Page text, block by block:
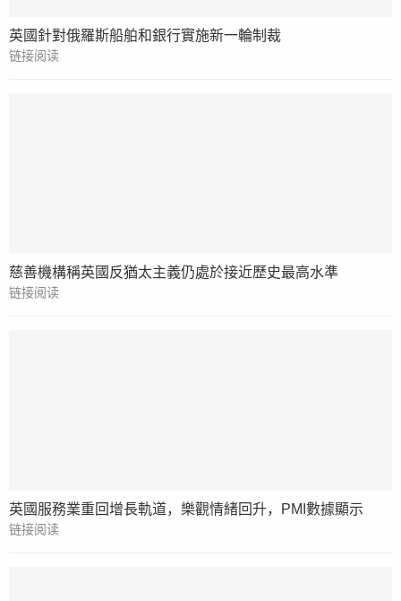
英國針對俄羅斯船舶和銀行實施新一輪制裁
链接阅读
慈善機構稱英國反猶太主義仍處於接近歷史最高水準
链接阅读
英國服務業重回增長軌道，樂觀情緒回升，PMI數據顯示
链接阅读